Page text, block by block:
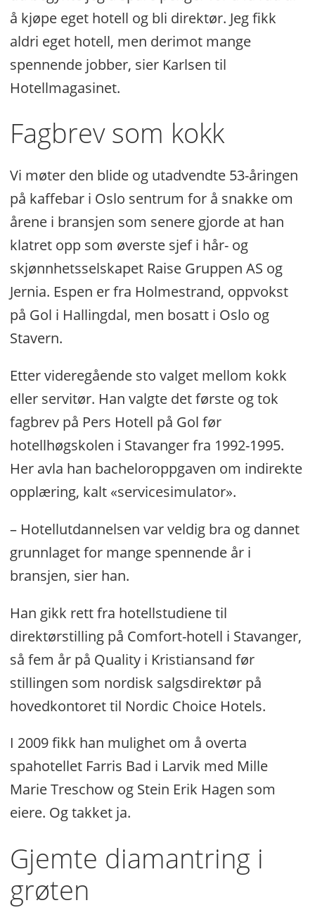
å kjøpe eget hotell og bli direktør. Jeg fikk
aldri eget hotell, men derimot mange
spennende jobber, sier Karlsen til
Hotellmagasinet.
Fagbrev som kokk
Vi møter den blide og utadvendte 53-åringen
på kaffebar i Oslo sentrum for å snakke om
årene i bransjen som senere gjorde at han
klatret opp som øverste sjef i hår- og
skjønnhetsselskapet Raise Gruppen AS og
Jernia. Espen er fra Holmestrand, oppvokst
på Gol i Hallingdal, men bosatt i Oslo og
Stavern.
Etter videregående sto valget mellom kokk
eller servitør. Han valgte det første og tok
fagbrev på Pers Hotell på Gol før
hotellhøgskolen i Stavanger fra 1992-1995.
Her avla han bacheloroppgaven om indirekte
opplæring, kalt «servicesimulator».
– Hotellutdannelsen var veldig bra og dannet
grunnlaget for mange spennende år i
bransjen, sier han.
Han gikk rett fra hotellstudiene til
direktørstilling på Comfort-hotell i Stavanger,
så fem år på Quality i Kristiansand før
stillingen som nordisk salgsdirektør på
hovedkontoret til Nordic Choice Hotels.
I 2009 fikk han mulighet om å overta
spahotellet Farris Bad i Larvik med Mille
Marie Treschow og Stein Erik Hagen som
eiere. Og takket ja.
Gjemte diamantring i
grøten